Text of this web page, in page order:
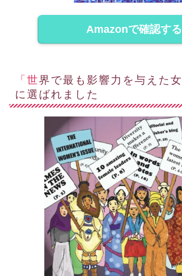
Amazonで確認する
「世界で最も影響力を与えた女性１０人」
に選ばれました